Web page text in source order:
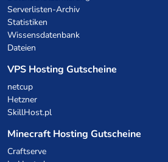
Serverlisten-Archiv
Statistiken
Wissensdatenbank
Dateien
VPS Hosting Gutscheine
netcup
Hetzner
SkillHost.pl
Minecraft Hosting Gutscheine
Craftserve